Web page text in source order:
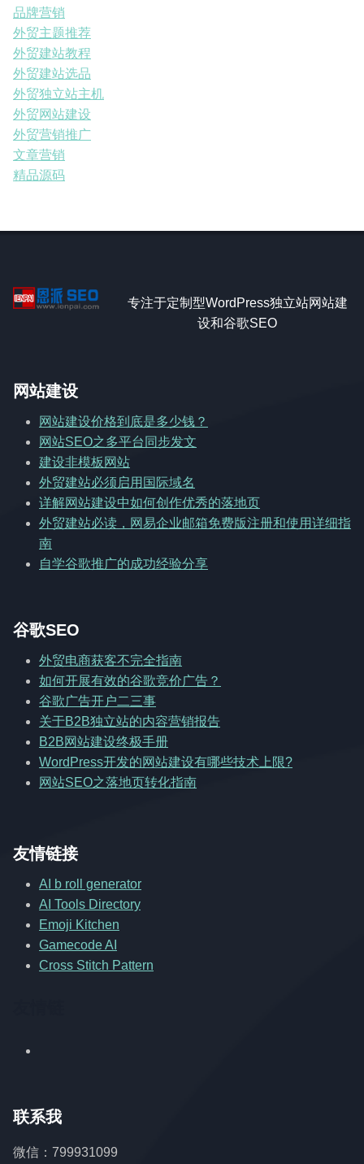
品牌营销
外贸主题推荐
外贸建站教程
外贸建站选品
外贸独立站主机
外贸网站建设
外贸营销推广
文章营销
精品源码
专注于定制型WordPress独立站网站建
设和谷歌SEO
网站建设
网站建设价格到底是多少钱？
网站SEO之多平台同步发文
建设非模板网站
外贸建站必须启用国际域名
详解网站建设中如何创作优秀的落地页
外贸建站必读，网易企业邮箱免费版注册和使用详细指
南
自学谷歌推广的成功经验分享
谷歌SEO
外贸电商获客不完全指南
如何开展有效的谷歌竞价广告？
谷歌广告开户二三事
关于B2B独立站的内容营销报告
B2B网站建设终极手册
WordPress开发的网站建设有哪些技术上限?
网站SEO之落地页转化指南
友情链接
AI b roll generator
AI Tools Directory
Emoji Kitchen
Gamecode AI
Cross Stitch Pattern
联系我
微信：799931099